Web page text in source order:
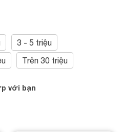
3 - 5 triệu
Trên 30 triệu
với bạn